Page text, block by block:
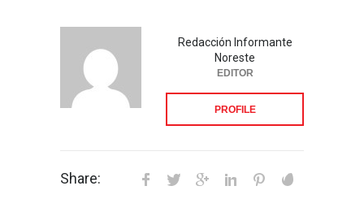
Redacción Informante
Noreste
EDITOR
PROFILE
Share: